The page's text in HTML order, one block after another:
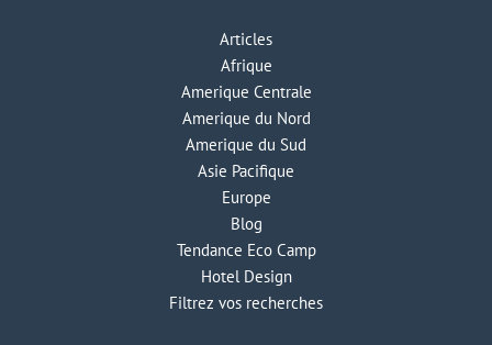
Articles
Afrique
Amerique Centrale
Amerique du Nord
Amerique du Sud
Asie Pacifique
Europe
Blog
Tendance Eco Camp
Hotel Design
Filtrez vos recherches